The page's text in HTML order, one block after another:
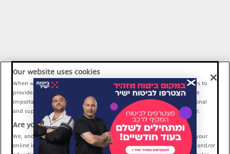
Our website uses cookies
When we provide Maariv, TMI and Sport1 content online, we use cookies to
provide social media features and to analyze our traffic. These tools are
important and necessary for our website functionality. Others are optional
and support Maariv, TMI and Sport1 activity and your online experience.
Are you happy to accept cookies?
We, and our partners, use information about your use of our site and your
online interactions to improve our services and to personalize content and/or